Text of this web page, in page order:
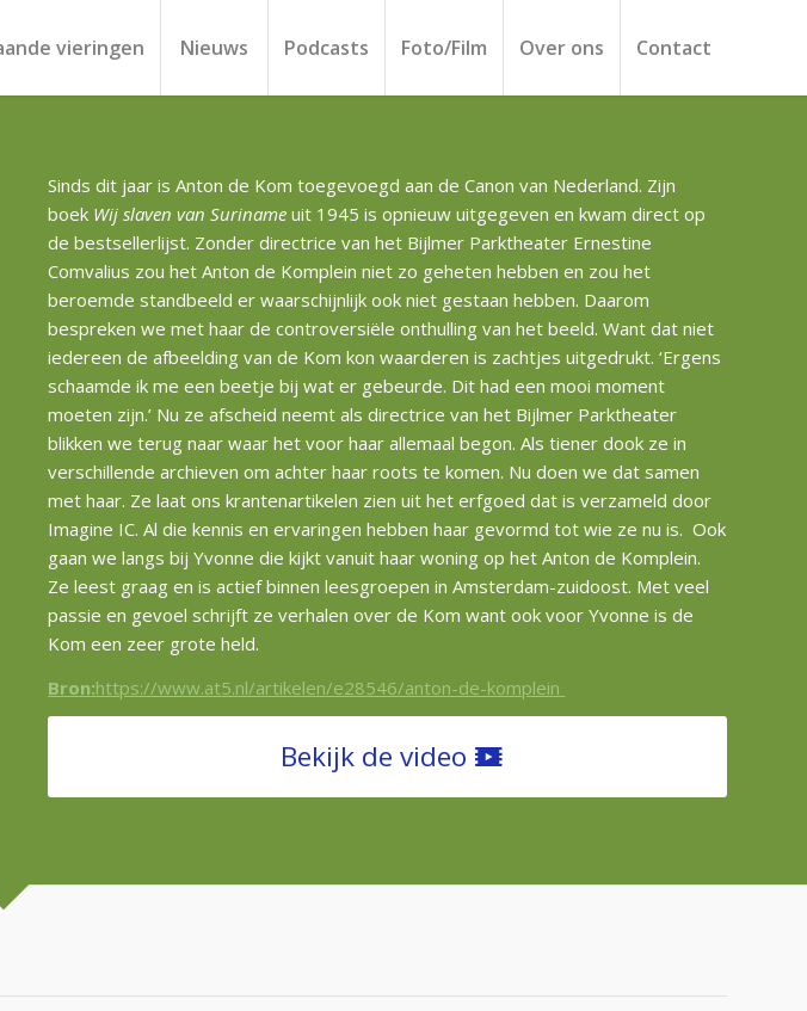
vieringen Nieuws Podcasts Foto/Film Over ons Contact
Sinds dit jaar is Anton de Kom toegevoegd aan de Canon van Nederland. Zijn
boek Wij slaven van Suriname uit 1945 is opnieuw uitgegeven en kwam direct op
de bestsellerlijst. Zonder directrice van het Bijlmer Parktheater Ernestine
Comvalius zou het Anton de Komplein niet zo geheten hebben en zou het
beroemde standbeeld er waarschijnlijk ook niet gestaan hebben. Daarom
bespreken we met haar de controversiële onthulling van het beeld. Want dat niet
iedereen de afbeelding van de Kom kon waarderen is zachtjes uitgedrukt. ‘Ergens
schaamde ik me een beetje bij wat er gebeurde. Dit had een mooi moment
moeten zijn.’ Nu ze afscheid neemt als directrice van het Bijlmer Parktheater
blikken we terug naar waar het voor haar allemaal begon. Als tiener dook ze in
verschillende archieven om achter haar roots te komen. Nu doen we dat samen
met haar. Ze laat ons krantenartikelen zien uit het erfgoed dat is verzameld door
Imagine IC. Al die kennis en ervaringen hebben haar gevormd tot wie ze nu is. Ook
gaan we langs bij Yvonne die kijkt vanuit haar woning op het Anton de Komplein.
Ze leest graag en is actief binnen leesgroepen in Amsterdam-zuidoost. Met veel
passie en gevoel schrijft ze verhalen over de Kom want ook voor Yvonne is de
Kom een zeer grote held.
Bron:https://www.at5.nl/artikelen/e28546/anton-de-komplein
Bekijk de video